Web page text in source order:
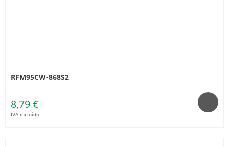
RFM95CW-868S2
8,79 €
IVA incluído